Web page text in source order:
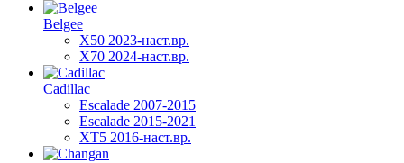
Belgee
X50 2023-наст.вр.
X70 2024-наст.вр.
Cadillac
Escalade 2007-2015
Escalade 2015-2021
XT5 2016-наст.вр.